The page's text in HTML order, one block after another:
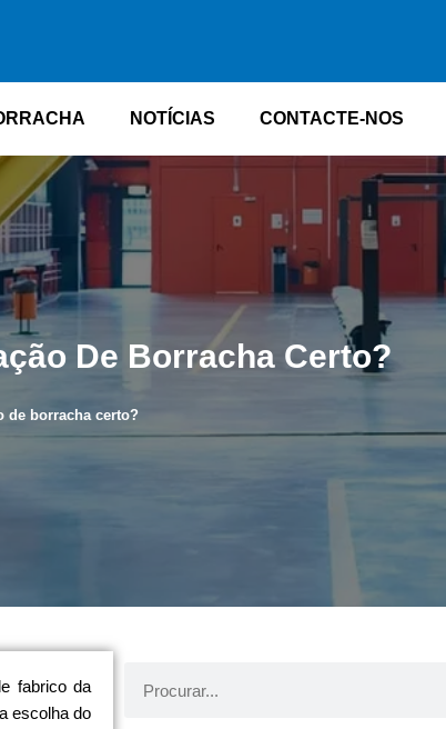
NOTÍCIAS CONTACTE-NOS
De Borracha Certo?
de borracha certo?
fabrico da
escolha do